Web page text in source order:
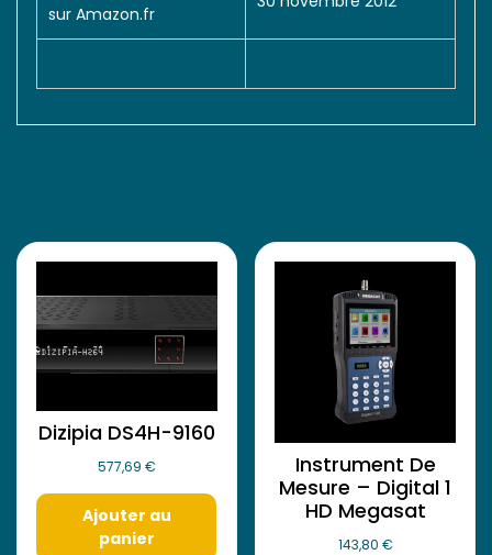
sur Amazon.fr
Dizipia DS4H-9160
577,69 €
Ajouter au
panier
Instrument De
Mesure – Digital 1
HD Megasat
143,80 €